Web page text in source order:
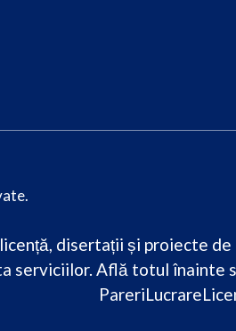
disertații și proiecte
serviciilor. Află totul înainte